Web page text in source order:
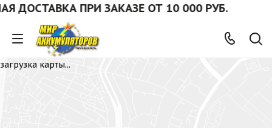
ПРИ ЗАКАЗЕ ОТ 10 000 РУБ.
загрузка карты...